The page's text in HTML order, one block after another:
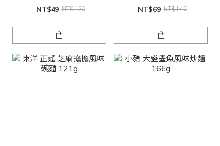
NT$49 NT$120 NT$69 NT$140